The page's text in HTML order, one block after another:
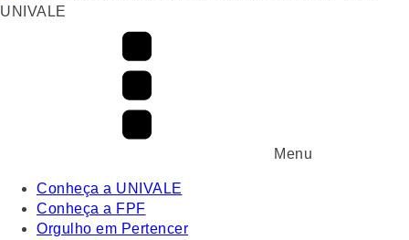
UNIVALE
Menu
Conheça a UNIVALE
Conheça a FPF
Orgulho em Pertencer